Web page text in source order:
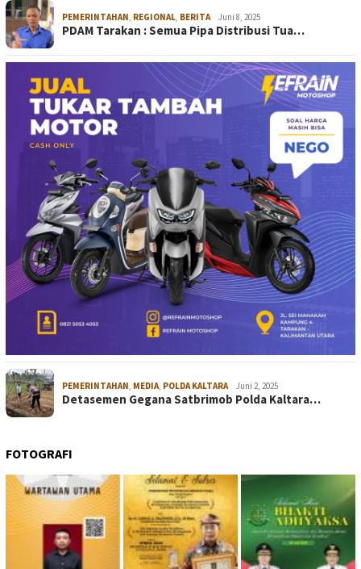
PEMERINTAHAN REGIONAL BERITA Juni 8, 2025
PDAM Tarakan : Semua Pipa Distribusi Tua…
PEMERINTAHAN, MEDIA, POLDA KALTARA Juni 2, 2025
Detasemen Gegana Satbrimob Polda Kaltara…
FOTOGRAFI